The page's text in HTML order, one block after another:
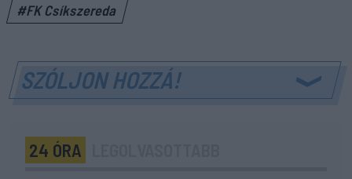
#FK Csíkszereda
SZÓLJON HOZZÁ!
24 ÓRA